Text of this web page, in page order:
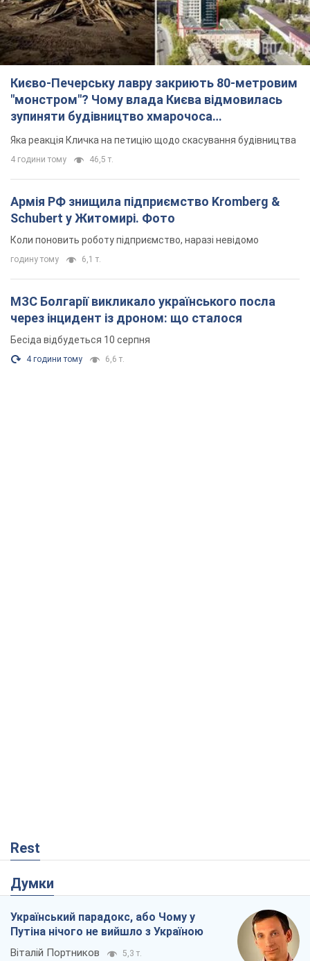
Києво-Печерську лавру закриють 80-метровим
"монстром"? Чому влада Києва відмовилась
зупиняти будівництво хмарочоса
"московського вірянина"
Яка реакція Кличка на петицію щодо скасування будівництва
4 години тому 46,5 т.
Армія РФ знищила підприємство Kromberg &
Schubert у Житомирі. Фото
Коли поновить роботу підприємство, наразі невідомо
годину тому 6,1 т.
МЗС Болгарії викликало українського посла
через інцидент із дроном: що сталося
Бесіда відбудеться 10 серпня
4 години тому 6,6 т.
Rest
Думки
Український парадокс, або Чому у
Путіна нічого не вийшло з Україною
Віталій Портников 5,3 т.